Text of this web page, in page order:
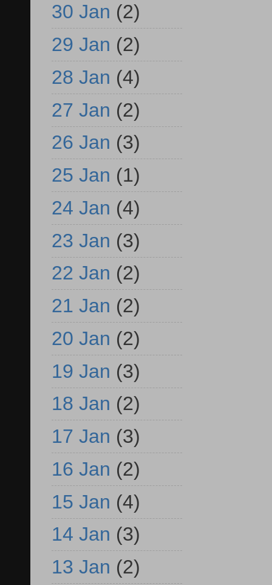
30 Jan (2)
29 Jan (2)
28 Jan (4)
27 Jan (2)
26 Jan (3)
25 Jan (1)
24 Jan (4)
23 Jan (3)
22 Jan (2)
21 Jan (2)
20 Jan (2)
19 Jan (3)
18 Jan (2)
17 Jan (3)
16 Jan (2)
15 Jan (4)
14 Jan (3)
13 Jan (2)